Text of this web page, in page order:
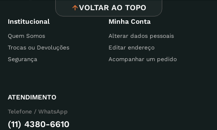
VOLTAR AO TOPO
Institucional
Quem Somos
Trocas ou Devoluções
Segurança
Minha Conta
Alterar dados pessoais
Editar endereço
Acompanhar um pedido
ATENDIMENTO
Telefone / WhatsApp
(11) 4380-6610